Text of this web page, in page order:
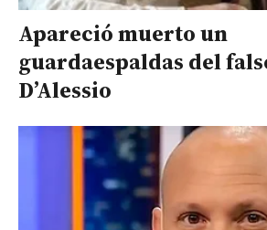
Apareció muerto un
guardaespaldas del
D’Alessio